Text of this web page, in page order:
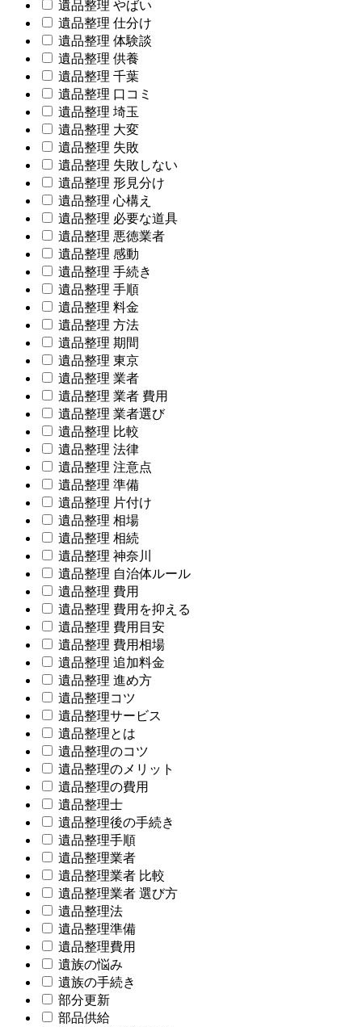
遺品整理 やばい
遺品整理 仕分け
遺品整理 体験談
遺品整理 供養
遺品整理 千葉
遺品整理 口コミ
遺品整理 埼玉
遺品整理 大変
遺品整理 失敗
遺品整理 失敗しない
遺品整理 形見分け
遺品整理 心構え
遺品整理 必要な道具
遺品整理 悪徳業者
遺品整理 感動
遺品整理 手続き
遺品整理 手順
遺品整理 料金
遺品整理 方法
遺品整理 期間
遺品整理 東京
遺品整理 業者
遺品整理 業者 費用
遺品整理 業者選び
遺品整理 比較
遺品整理 法律
遺品整理 注意点
遺品整理 準備
遺品整理 片付け
遺品整理 相場
遺品整理 相続
遺品整理 神奈川
遺品整理 自治体ルール
遺品整理 費用
遺品整理 費用を抑える
遺品整理 費用目安
遺品整理 費用相場
遺品整理 追加料金
遺品整理 進め方
遺品整理コツ
遺品整理サービス
遺品整理とは
遺品整理のコツ
遺品整理のメリット
遺品整理の費用
遺品整理士
遺品整理後の手続き
遺品整理手順
遺品整理業者
遺品整理業者 比較
遺品整理業者 選び方
遺品整理法
遺品整理準備
遺品整理費用
遺族の悩み
遺族の手続き
部分更新
部品供給